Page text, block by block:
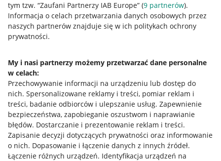
tym tzw. “Zaufani Partnerzy IAB Europe” (9 partnerów).
Informacja o celach przetwarzania danych osobowych przez
naszych partnerów znajduje się w ich politykach ochrony
prywatności.
My i nasi partnerzy możemy przetwarzać dane personalne
w celach:
Przechowywanie informacji na urządzeniu lub dostęp do
nich. Spersonalizowane reklamy i treści, pomiar reklam i
treści, badanie odbiorców i ulepszanie usług. Zapewnienie
bezpieczeństwa, zapobieganie oszustwom i naprawianie
błędów. Dostarczanie i prezentowanie reklam i treści.
Zapisanie decyzji dotyczących prywatności oraz informowanie
o nich. Dopasowanie i łączenie danych z innych źródeł.
Łączenie różnych urządzeń. Identyfikacja urządzeń na
Przydatne informacje
Jak to działa
Allegro Gadane dla sprzedających
Allegro Gadane dla kupujących
Mapa miejscowości
Informacje prawne
Regulamin